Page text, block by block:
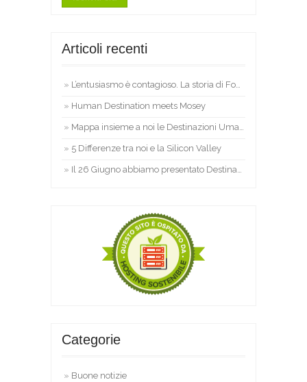
Articoli recenti
L’entusiasmo è contagioso. La storia di Fourthesis.
Human Destination meets Mosey
Mappa insieme a noi le Destinazioni Umane d’Italia!
5 Differenze tra noi e la Silicon Valley
Il 26 Giugno abbiamo presentato Destinazione Umana
Categorie
Buone notizie